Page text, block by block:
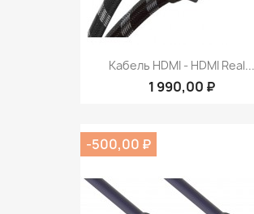
Кабель HDMI - HDMI Real...
1 990,00 ₽
-500,00 ₽